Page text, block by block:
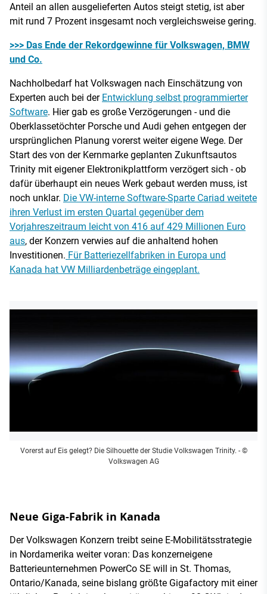
Anteil an allen ausgelieferten Autos steigt stetig, ist aber
mit rund 7 Prozent insgesamt noch vergleichsweise gering.
>>> Das Ende der Rekordgewinne für Volkswagen, BMW
und Co.
Nachholbedarf hat Volkswagen nach Einschätzung von
Experten auch bei der Entwicklung selbst programmierter
Software. Hier gab es große Verzögerungen - und die
Oberklassetöchter Porsche und Audi gehen entgegen der
ursprünglichen Planung vorerst weiter eigene Wege. Der
Start des von der Kernmarke geplanten Zukunftsautos
Trinity mit eigener Elektronikplattform verzögert sich - ob
dafür überhaupt ein neues Werk gebaut werden muss, ist
noch unklar. Die VW-interne Software-Sparte Cariad weitete
ihren Verlust im ersten Quartal gegenüber dem
Vorjahreszeitraum leicht von 416 auf 429 Millionen Euro
aus, der Konzern verwies auf die anhaltend hohen
Investitionen. Für Batteriezellfabriken in Europa und
Kanada hat VW Milliardenbeträge eingeplant.
Vorerst auf Eis gelegt? Die Silhouette der Studie Volkswagen Trinity. - ©
Volkswagen AG
Neue Giga-Fabrik in Kanada
Der Volkswagen Konzern treibt seine E-Mobilitätsstrategie
in Nordamerika weiter voran: Das konzerneigene
Batterieunternehmen PowerCo SE will in St. Thomas,
Ontario/Kanada, seine bislang größte Gigafactory mit einer